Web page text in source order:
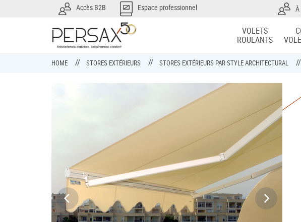
Accès B2B Espace professionnel
VOLETS
ROULANTS
HOME STORES EXTÉRIEURS STORES EXTÉRIEURS PAR STYLE ARCHITECTURAL